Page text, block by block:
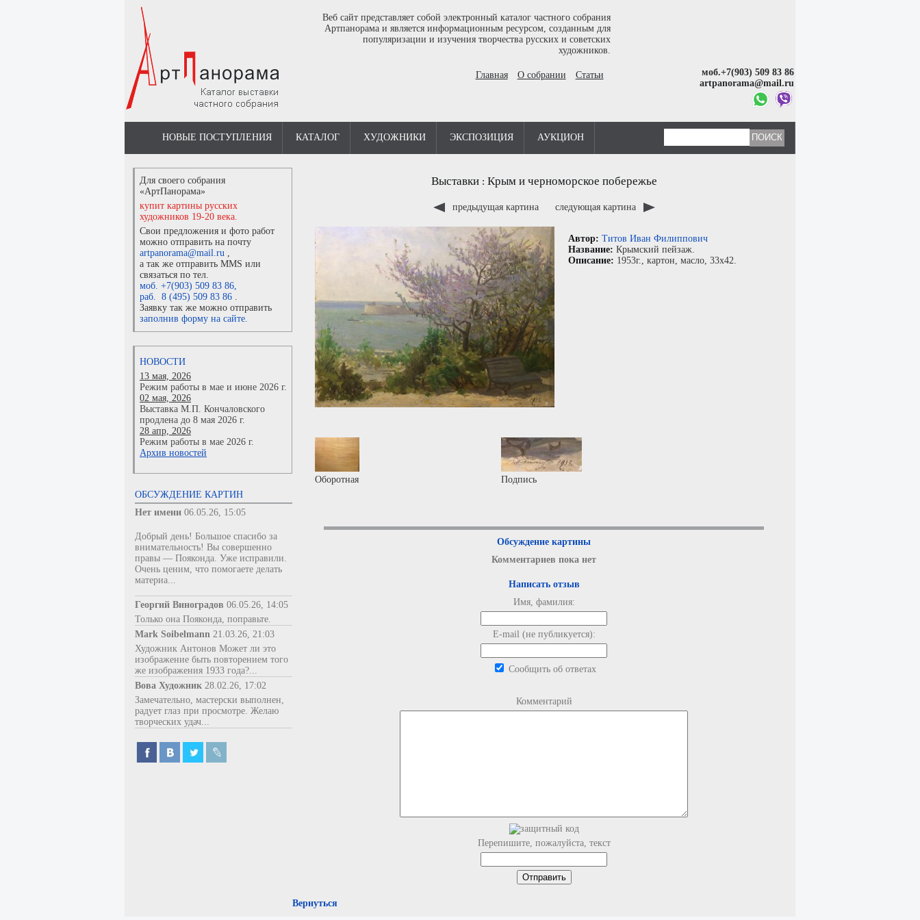
Веб сайт представляет собой электронный каталог частного собрания
Артпанорама и является информационным ресурсом, созданным для
популяризации и изучения творчества русских и советских
художников.
Главная О собрании Статьи
моб.+7(903) 509 83 86
artpanorama@mail.ru
НОВЫЕ ПОСТУПЛЕНИЯ КАТАЛОГ ХУДОЖНИКИ ЭКСПОЗИЦИЯ АУКЦИОН
Для своего собрания
«АртПанорама»
купит картины русских
художников 19-20 века.
Свои предложения и фото работ
можно отправить на почту
artpanorama@mail.ru ,
а так же отправить MMS или
связаться по тел.
моб. +7(903) 509 83 86,
раб. 8 (495) 509 83 86 .
Заявку так же можно отправить
заполнив форму на сайте.
НОВОСТИ
13 мая, 2026
Режим работы в мае и июне 2026 г.
02 мая, 2026
Выставка М.П. Кончаловского
продлена до 8 мая 2026 г.
28 апр, 2026
Режим работы в мае 2026 г.
Архив новостей
ОБСУЖДЕНИЕ КАРТИН
Нет имени 06.05.26, 15:05
Добрый день! Большое спасибо за
внимательность! Вы совершенно
правы — Пояконда. Уже исправили.
Очень ценим, что помогаете делать
материа...
Георгий Виноградов 06.05.26, 14:05
Только она Пояконда, поправьте.
Mark Soibelmann 21.03.26, 21:03
Художник Антонов Может ли это
изображение быть повторением того
же изображения 1933 года?...
Вова Художник 28.02.26, 17:02
Замечательно, мастерски выполнен,
радует глаз при просмотре. Желаю
творческих удач...
Выставки: Крым и черноморское побережье
предыдущая картина следующая картина
Автор: Титов Иван Филиппович
Название: Крымский пейзаж.
Описание: 1953г., картон, масло, 33x42.
Оборотная Подпись
Обсуждение картины
Комментариев пока нет
Написать отзыв
Имя, фамилия:
E-mail (не публикуется):
Сообщить об ответах
Комментарий
Перепишите, пожалуйста, текст
Вернуться